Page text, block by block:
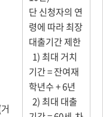
단 신청자의 연
령에 따라 최장
대출기간 제한
1) 최대 거치
기간 = 잔여재
학년수 + 6년
2) 최대 대출